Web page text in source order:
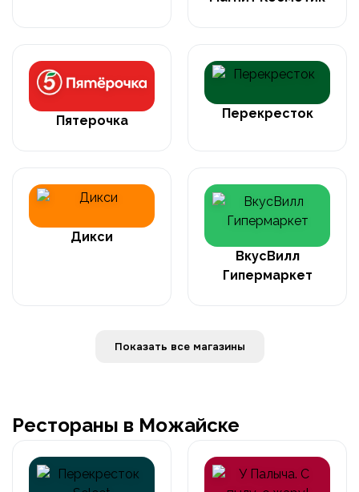
Пятерочка Перекресток
Дикси
ВкусВилл
Гипермаркет
Показать все магазины
Рестораны в Можайске